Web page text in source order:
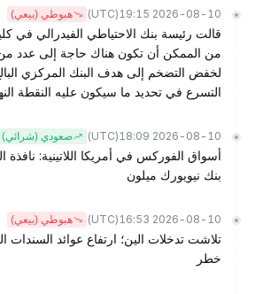
2026-08-10 19:15
(UTC) هبوطي (بيعي)
قالت رئيسة بنك الاحتياطي الفيدرالي في
من الممكن أن تكون هناك حاجة إلى عدد من
التسرع في تحديد ما سيكون عليه النقطة
2026-08-10 18:09
(UTC) صعودي (شرائي)
أسواق الفوركس في أمريكا اللاتينية:
بنك نيويورك ميلون
2026-08-10 16:53
(UTC) هبوطي (بيعي)
تلاشت تدخلات الين؛ ارتفاع عوائد السندات
خطر